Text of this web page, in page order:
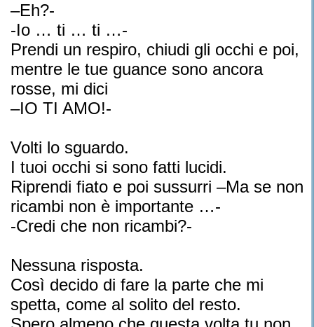
–Eh?-
-Io … ti … ti …-
Prendi un respiro, chiudi gli occhi e poi,
mentre le tue guance sono ancora
rosse, mi dici
–IO TI AMO!-
Volti lo sguardo.
I tuoi occhi si sono fatti lucidi.
Riprendi fiato e poi sussurri –Ma se non
ricambi non è importante …-
-Credi che non ricambi?-
Nessuna risposta.
Così decido di fare la parte che mi
spetta, come al solito del resto.